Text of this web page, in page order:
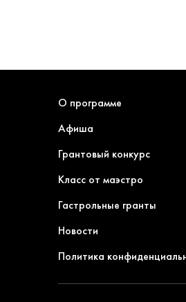
О программе
Афиша
Грантовый конкурс
Класс от маэстро
Гастрольные гранты
Новости
Политика